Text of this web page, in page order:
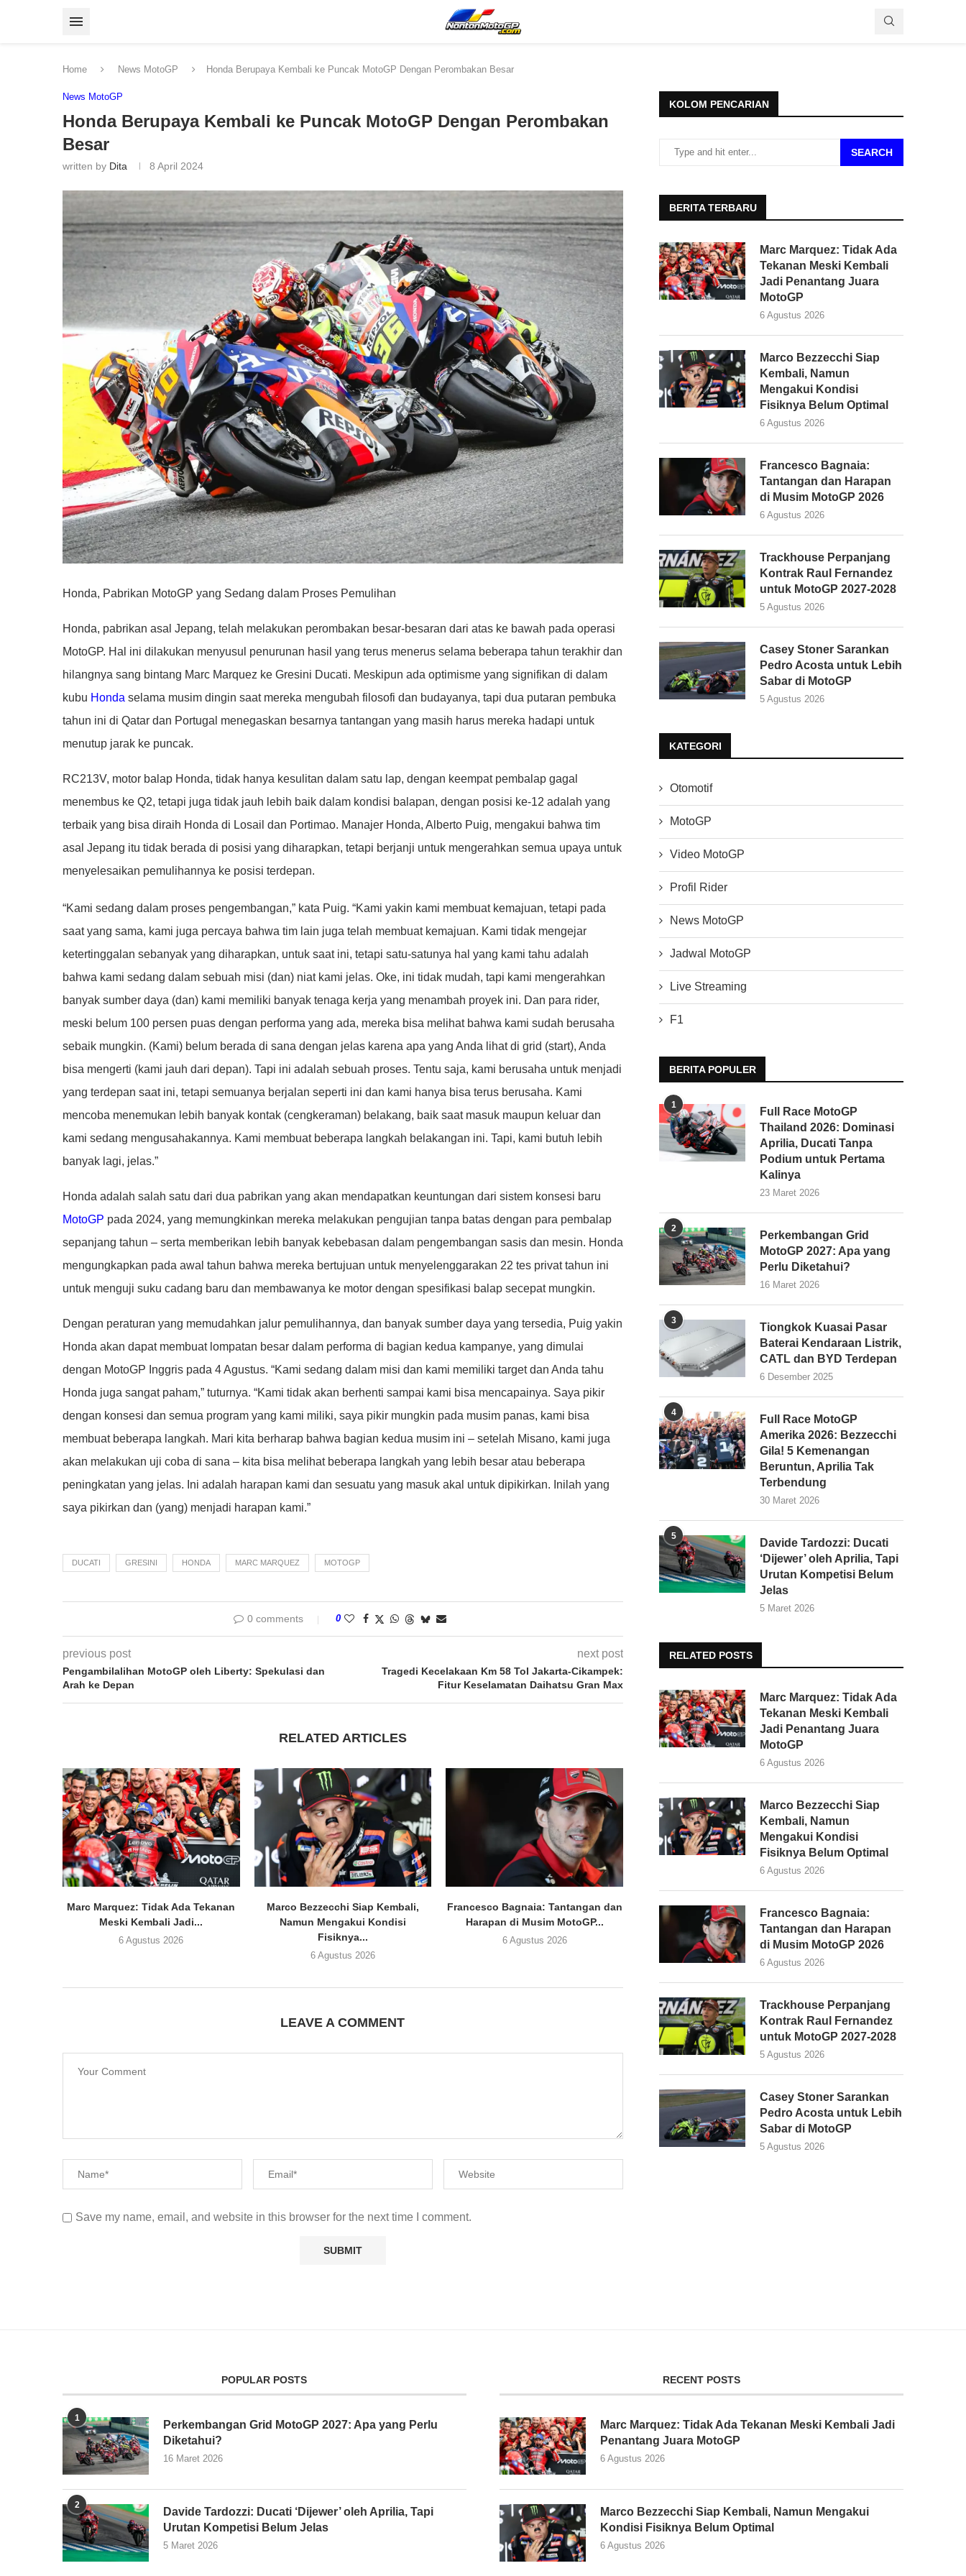
Home News MotoGP Honda Berupaya Kembali ke Puncak MotoGP Dengan Perombakan Besar
News MotoGP
Honda Berupaya Kembali ke Puncak MotoGP Dengan Perombakan
Besar
written by Dita 8 April 2024
Honda, Pabrikan MotoGP yang Sedang dalam Proses Pemulihan
Honda, pabrikan asal Jepang, telah melakukan perombakan besar-besaran dari atas ke bawah pada operasi
MotoGP. Hal ini dilakukan menyusul penurunan hasil yang terus menerus selama beberapa tahun terakhir dan
hilangnya sang bintang Marc Marquez ke Gresini Ducati. Meskipun ada optimisme yang signifikan di dalam
kubu Honda selama musim dingin saat mereka mengubah filosofi dan budayanya, tapi dua putaran pembuka
tahun ini di Qatar dan Portugal menegaskan besarnya tantangan yang masih harus mereka hadapi untuk
menutup jarak ke puncak.
RC213V, motor balap Honda, tidak hanya kesulitan dalam satu lap, dengan keempat pembalap gagal
menembus ke Q2, tetapi juga tidak jauh lebih baik dalam kondisi balapan, dengan posisi ke-12 adalah yang
terbaik yang bisa diraih Honda di Losail dan Portimao. Manajer Honda, Alberto Puig, mengakui bahwa tim
asal Jepang itu tidak berada di posisi yang diharapkan, tetapi berjanji untuk mengerahkan semua upaya untuk
menyelesaikan pemulihannya ke posisi terdepan.
“Kami sedang dalam proses pengembangan,” kata Puig. “Kami yakin kami membuat kemajuan, tetapi pada
saat yang sama, kami juga percaya bahwa tim lain juga telah membuat kemajuan. Kami tidak mengejar
ketertinggalan sebanyak yang diharapkan, untuk saat ini, tetapi satu-satunya hal yang kami tahu adalah
bahwa kami sedang dalam sebuah misi (dan) niat kami jelas. Oke, ini tidak mudah, tapi kami mengerahkan
banyak sumber daya (dan) kami memiliki banyak tenaga kerja yang menambah proyek ini. Dan para rider,
meski belum 100 persen puas dengan performa yang ada, mereka bisa melihat bahwa kami sudah berusaha
sebaik mungkin. (Kami) belum berada di sana dengan jelas karena apa yang Anda lihat di grid (start), Anda
bisa mengerti (kami jauh dari depan). Tapi ini adalah sebuah proses. Tentu saja, kami berusaha untuk menjadi
yang terdepan saat ini, tetapi semuanya berjalan seperti ini dan kami hanya bisa terus berusaha. Kami
mencoba menemukan lebih banyak kontak (cengkeraman) belakang, baik saat masuk maupun keluar dan
kami sedang mengusahakannya. Kami membuat beberapa langkah belakangan ini. Tapi, kami butuh lebih
banyak lagi, jelas.”
Honda adalah salah satu dari dua pabrikan yang akan mendapatkan keuntungan dari sistem konsesi baru
MotoGP pada 2024, yang memungkinkan mereka melakukan pengujian tanpa batas dengan para pembalap
sepanjang tahun – serta memberikan lebih banyak kebebasan dalam pengembangan sasis dan mesin. Honda
mengungkapkan pada awal tahun bahwa mereka bertujuan untuk menyelenggarakan 22 tes privat tahun ini
untuk menguji suku cadang baru dan membawanya ke motor dengan spesifikasi balap secepat mungkin.
Dengan peraturan yang memudahkan jalur pemulihannya, dan banyak sumber daya yang tersedia, Puig yakin
Honda akan dapat membuat lompatan besar dalam performa di bagian kedua kampanye, yang dimulai
dengan MotoGP Inggris pada 4 Agustus. “Kami sedang dalam misi dan kami memiliki target dan Anda tahu
Honda juga sangat paham,” tuturnya. “Kami tidak akan berhenti sampai kami bisa mencapainya. Saya pikir
dengan konsesi dan semua program yang kami miliki, saya pikir mungkin pada musim panas, kami bisa
membuat beberapa langkah. Mari kita berharap bahwa bagian kedua musim ini – setelah Misano, kami juga
akan melakukan uji coba di sana – kita bisa melihat beberapa langkah yang lebih besar atau beberapa
peningkatan yang jelas. Ini adalah harapan kami dan sesuatu yang masuk akal untuk dipikirkan. Inilah yang
saya pikirkan dan (yang) menjadi harapan kami.”
DUCATI GRESINI HONDA MARC MARQUEZ MOTOGP
0 comments 0
previous post
Pengambilalihan MotoGP oleh Liberty: Spekulasi dan
Arah ke Depan
next post
Tragedi Kecelakaan Km 58 Tol Jakarta-Cikampek:
Fitur Keselamatan Daihatsu Gran Max
RELATED ARTICLES
Marc Marquez: Tidak Ada Tekanan
Meski Kembali Jadi...
6 Agustus 2026
Marco Bezzecchi Siap Kembali,
Namun Mengakui Kondisi
Fisiknya...
6 Agustus 2026
Francesco Bagnaia: Tantangan dan
Harapan di Musim MotoGP...
6 Agustus 2026
LEAVE A COMMENT
Save my name, email, and website in this browser for the next time I comment.
KOLOM PENCARIAN
SEARCH
BERITA TERBARU
Marc Marquez: Tidak Ada
Tekanan Meski Kembali
Jadi Penantang Juara
MotoGP
6 Agustus 2026
Marco Bezzecchi Siap
Kembali, Namun
Mengakui Kondisi
Fisiknya Belum Optimal
6 Agustus 2026
Francesco Bagnaia:
Tantangan dan Harapan
di Musim MotoGP 2026
6 Agustus 2026
Trackhouse Perpanjang
Kontrak Raul Fernandez
untuk MotoGP 2027-2028
5 Agustus 2026
Casey Stoner Sarankan
Pedro Acosta untuk Lebih
Sabar di MotoGP
5 Agustus 2026
KATEGORI
Otomotif
MotoGP
Video MotoGP
Profil Rider
News MotoGP
Jadwal MotoGP
Live Streaming
F1
BERITA POPULER
1
Full Race MotoGP
Thailand 2026: Dominasi
Aprilia, Ducati Tanpa
Podium untuk Pertama
Kalinya
23 Maret 2026
2
Perkembangan Grid
MotoGP 2027: Apa yang
Perlu Diketahui?
16 Maret 2026
3
Tiongkok Kuasai Pasar
Baterai Kendaraan Listrik,
CATL dan BYD Terdepan
6 Desember 2025
4
Full Race MotoGP
Amerika 2026: Bezzecchi
Gila! 5 Kemenangan
Beruntun, Aprilia Tak
Terbendung
30 Maret 2026
5
Davide Tardozzi: Ducati
‘Dijewer’ oleh Aprilia, Tapi
Urutan Kompetisi Belum
Jelas
5 Maret 2026
RELATED POSTS
Marc Marquez: Tidak Ada
Tekanan Meski Kembali
Jadi Penantang Juara
MotoGP
6 Agustus 2026
Marco Bezzecchi Siap
Kembali, Namun
Mengakui Kondisi
Fisiknya Belum Optimal
6 Agustus 2026
Francesco Bagnaia:
Tantangan dan Harapan
di Musim MotoGP 2026
6 Agustus 2026
Trackhouse Perpanjang
Kontrak Raul Fernandez
untuk MotoGP 2027-2028
5 Agustus 2026
Casey Stoner Sarankan
Pedro Acosta untuk Lebih
Sabar di MotoGP
5 Agustus 2026
POPULAR POSTS
1
Perkembangan Grid MotoGP 2027: Apa yang Perlu
Diketahui?
16 Maret 2026
2
Davide Tardozzi: Ducati ‘Dijewer’ oleh Aprilia, Tapi
Urutan Kompetisi Belum Jelas
5 Maret 2026
RECENT POSTS
Marc Marquez: Tidak Ada Tekanan Meski Kembali Jadi
Penantang Juara MotoGP
6 Agustus 2026
Marco Bezzecchi Siap Kembali, Namun Mengakui
Kondisi Fisiknya Belum Optimal
6 Agustus 2026